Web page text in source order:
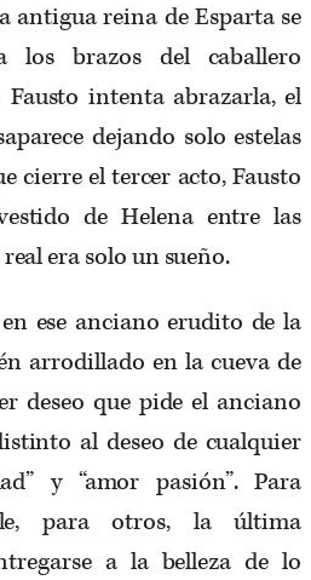
antigua reina de Esparta se
los brazos del caballero
intenta abrazarla, el
dejando solo estelas
cierre el tercer acto, Fausto
de Helena entre las
era solo un sueño.
ese anciano erudito de la
arrodillado en la cueva de
deseo que pide el anciano
al deseo de cualquier
y “amor pasión”. Para
para otros, la última
a la belleza de lo